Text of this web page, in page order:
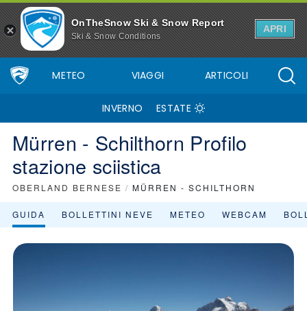
OnTheSnow Ski & Snow Report
Ski & Snow Conditions
APRI
METEO VIAGGI ARTICOLI
INVERNO ESTATE
Mürren - Schilthorn Profilo
stazione sciistica
OBERLAND BERNESE / MÜRREN - SCHILTHORN
GUIDA BOLLETTINI NEVE METEO WEBCAM